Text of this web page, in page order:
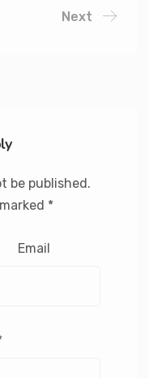
Next
be published.
*
Email